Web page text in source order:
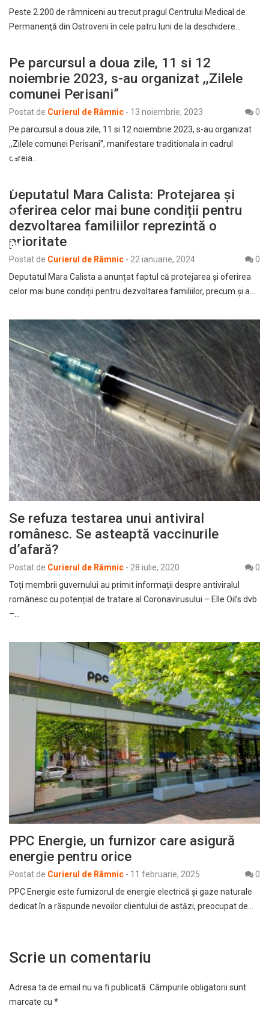
Peste 2.200 de râmniceni au trecut pragul Centrului Medical de
Permanenţă din Ostroveni în cele patru luni de la deschidere…
Pe parcursul a doua zile, 11 si 12
noiembrie 2023, s-au organizat ,,Zilele
comunei Perisani”
Postat de Curierul de Râmnic - 13 noiembrie, 2023
0
Pe parcursul a doua zile, 11 si 12 noiembrie 2023, s-au organizat
,,Zilele comunei Perisani”, manifestare traditionala in cadrul
careia…
Deputatul Mara Calista: Protejarea și
oferirea celor mai bune condiții pentru
dezvoltarea familiilor reprezintă o
prioritate
Postat de Curierul de Râmnic - 22 ianuarie, 2024
0
Deputatul Mara Calista a anunțat faptul că protejarea și oferirea
celor mai bune condiții pentru dezvoltarea familiilor, precum și a…
Se refuza testarea unui antiviral
românesc. Se asteaptă vaccinurile
d’afară?
Postat de Curierul de Râmnic - 28 iulie, 2020
0
Toți membrii guvernului au primit informații despre antiviralul
românesc cu potențial de tratare al Coronavirusului – Elle Oil’s dvb
–…
PPC Energie, un furnizor care asigură
energie pentru orice
Postat de Curierul de Râmnic - 11 februarie, 2025
0
PPC Energie este furnizorul de energie electrică și gaze naturale
dedicat în a răspunde nevoilor clientului de astăzi, preocupat de…
Scrie un comentariu
Adresa ta de email nu va fi publicată. Câmpurile obligatorii sunt
marcate cu *